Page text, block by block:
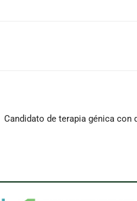
Candidato de terapia génica con